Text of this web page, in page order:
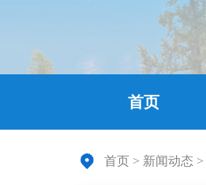
首页
首页 > 新闻动态 >